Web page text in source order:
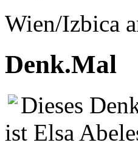
Wien/Izbica
Denk.Mal
Dieses
ist Elsa